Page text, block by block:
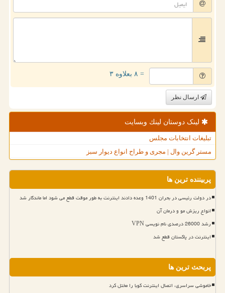
= ۸ بعلاوه ۳
ارسال نظر
لینک دوستان لینك وبسایت
تبلیغات انتخابات مجلس
مستر گرین وال | مجری و طراح انواع دیوار سبز
پربیننده ترین ها
در دولت رئیسی در بحران 1401 وعده دادند اینترنت به طور موقت قطع می شود اما ماندگار شد
انواع ریزش مو و درمان آن
رشد 26000 درصدی نام نویسی VPN
اینترنت در پاکستان قطع شد
پربحث ترین ها
خاموشی سراسری، اتصال اینترنت کوبا را مختل کرد